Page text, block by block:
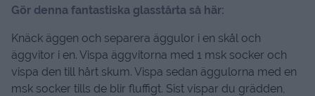
Gör denna fantastiska glasstårta så här:
Knäck äggen och separera äggulor i en skål och
äggvitor i en. Vispa äggvitorna med 1 msk socker och
vispa den till hårt skum. Vispa sedan äggulorna med en
msk socker tills de blir fluffigt. Sist vispar du grädden,